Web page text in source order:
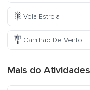
🎇 Vela Estrela
🎐 Carrilhão De Vento
Mais do Atividades